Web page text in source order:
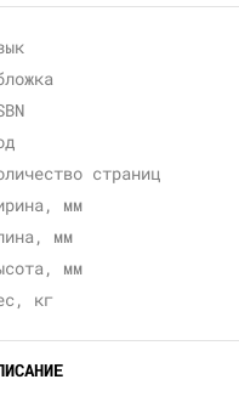
страниц
мм
мм
мм
кг